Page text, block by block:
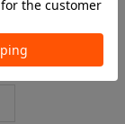
！
ン北見店
イオン北見店